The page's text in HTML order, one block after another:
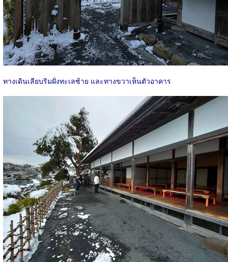
ทางเดินเลียบริมฝั่งทะเลซ้าย และทางขวาเห็นตัวอาคาร